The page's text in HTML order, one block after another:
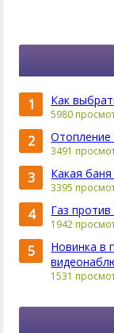
1 Как
5980
2 Отопление
3491
3 Какая
3395
4 Газ против
1942
5
Новинка в
1531